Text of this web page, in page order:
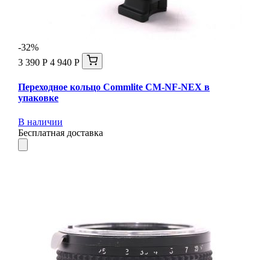
-32%
3 390 Р 4 940 Р
Переходное кольцо Commlite CM-NF-NEX в
упаковке
В наличии
Бесплатная доставка